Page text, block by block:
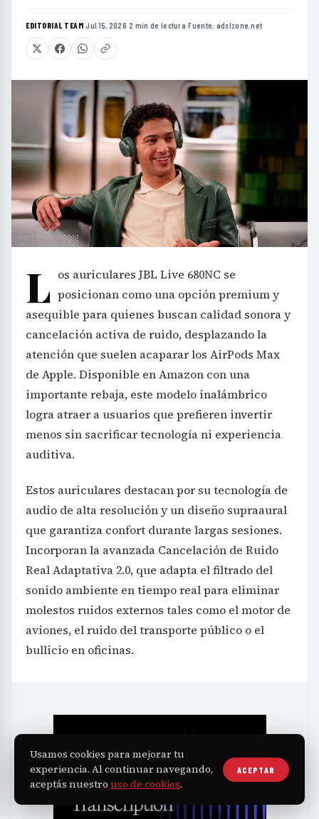
EDITORIAL TEAM·Jul 15, 2026·2 min de lectura·Fuente: adslzone.net
L os auriculares JBL Live 680NC se
posicionan como una opción premium y
asequible para quienes buscan calidad sonora y
cancelación activa de ruido, desplazando la
atención que suelen acaparar los AirPods Max
de Apple. Disponible en Amazon con una
importante rebaja, este modelo inalámbrico
logra atraer a usuarios que prefieren invertir
menos sin sacrificar tecnología ni experiencia
auditiva.
Estos auriculares destacan por su tecnología de
audio de alta resolución y un diseño supraaural
que garantiza confort durante largas sesiones.
Incorporan la avanzada Cancelación de Ruido
Real Adaptativa 2.0, que adapta el filtrado del
sonido ambiente en tiempo real para eliminar
molestos ruidos externos tales como el motor de
aviones, el ruido del transporte público o el
bullicio en oficinas.
Usamos cookies para mejorar tu
experiencia. Al continuar navegando,
aceptás nuestro uso de cookies.
ACEPTAR